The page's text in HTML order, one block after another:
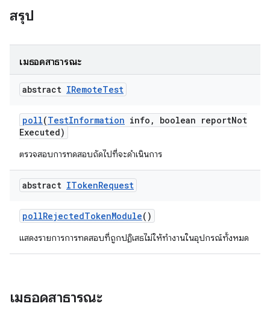
สรุป
เมธอดสาธารณะ
abstract IRemoteTest
poll(TestInformation info , boolean reportNot
Executed)
ตรวจสอบการทดสอบถัดไปที่จะดำเนินการ
abstract ITokenRequest
pollRejectedTokenModule()
แสดงรายการการทดสอบที่ถูกปฏิเสธไม่ให้ทํางานในอุปกรณ์ทั้งหมด
เมธอดสาธารณะ